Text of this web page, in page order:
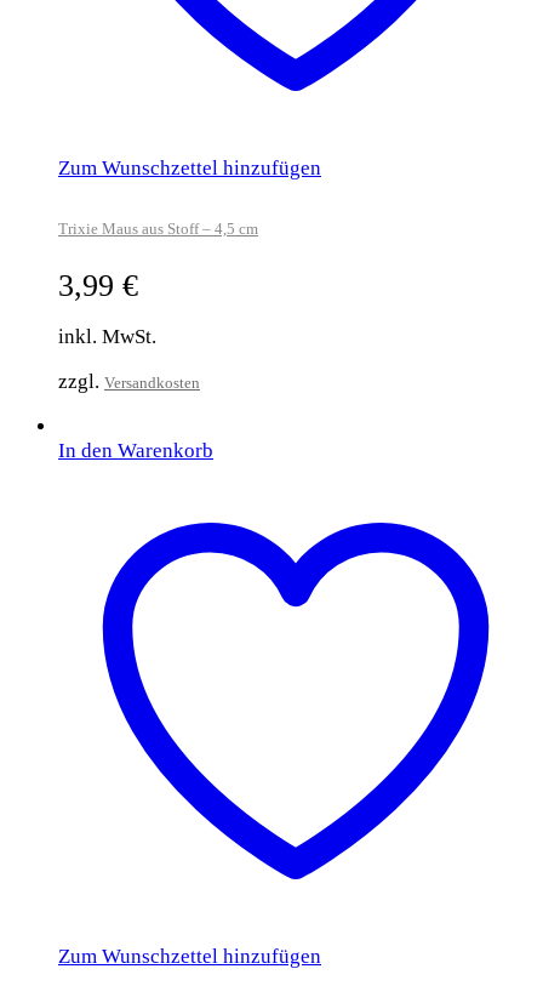
Zum Wunschzettel hinzufügen
Trixie Maus aus Stoff – 4,5 cm
3,99 €
inkl. MwSt.
zzgl. Versandkosten
In den Warenkorb
Zum Wunschzettel hinzufügen